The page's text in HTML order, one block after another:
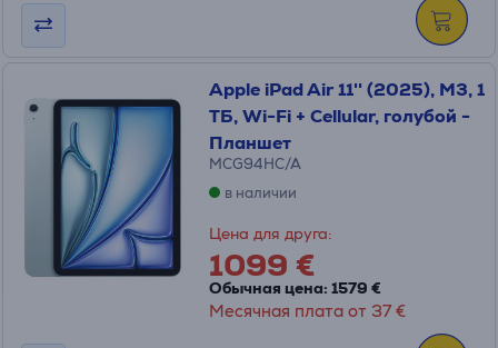
Apple iPad Air 11'' (2025), M3, 1
ТБ, Wi-Fi + Cellular, голубой -
Планшет
MCG94HC/A
в наличии
Цена для друга:
1099 €
Обычная цена: 1579 €
Месячная плата от 37 €